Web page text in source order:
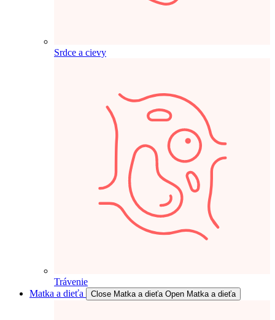
Srdce a cievy
Trávenie
Matka a dieťa
Close Matka a dieťa Open Matka a dieťa